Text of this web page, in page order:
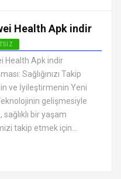
Health Apk indir
SAĞLIK VE FITNESS
APK
Health Apk indir
Sağlığınızı Takip
ve İyileştirmenin Yeni
gelişmesiyle
sağlıklı bir yaşam
takip etmek için...